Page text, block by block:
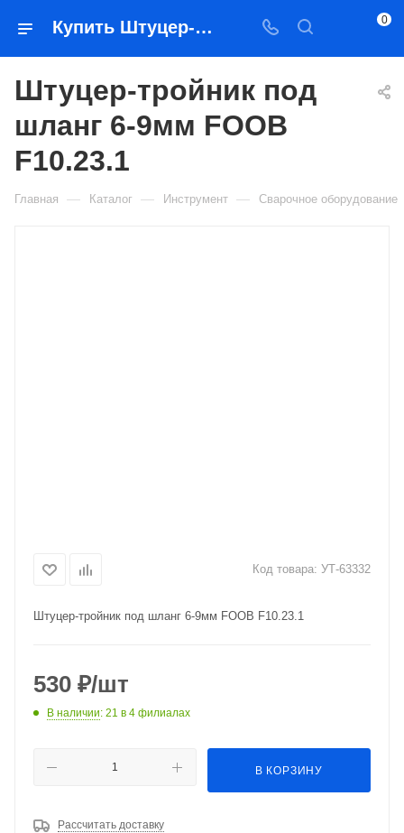
Купить Штуцер-тройник под шланг 6-9мм FOOB F10.23.1 в Якутске — цена, характеристики, подбор | Востоктехторг 0
Штуцер-тройник под
шланг 6-9мм FOOB
F10.23.1
Главная — Каталог — Инструмент — Сварочное оборудование
Код товара: УТ-63332
Штуцер-тройник под шланг 6-9мм FOOB F10.23.1
530 ₽/шт
В наличии: 21 в 4 филиалах
В КОРЗИНУ
Рассчитать доставку